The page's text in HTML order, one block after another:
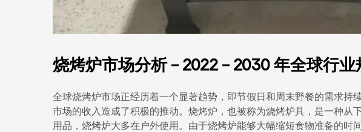
烧烤炉市场分析 - 2022 - 2030 年全球行业
全球烧烤炉市场正经历着一个显著趋势，即节假日和周末野餐的需求持
市场的收入造成了积极的推动。烧烤炉，也被称为烧烤炉具，是一种从
用品，烧烤炉大多在户外使用。由于烧烤炉能够大幅缩短食物准备的时